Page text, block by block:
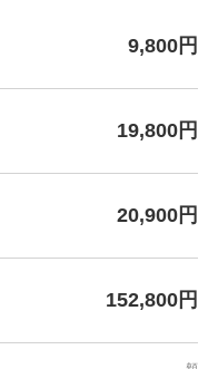
9,800円
19,800円
20,900円
152,800円